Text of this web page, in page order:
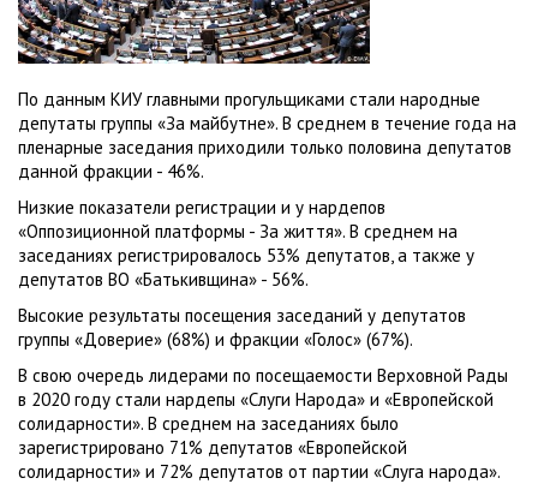
По данным КИУ главными прогульщиками стали народные
депутаты группы «За майбутне». В среднем в течение года на
пленарные заседания приходили только половина депутатов
данной фракции - 46%.
Низкие показатели регистрации и у нардепов
«Оппозиционной платформы - За життя». В среднем на
заседаниях регистрировалось 53% депутатов, а также у
депутатов ВО «Батькивщина» - 56%.
Высокие результаты посещения заседаний у депутатов
группы «Доверие» (68%) и фракции «Голос» (67%).
В свою очередь лидерами по посещаемости Верховной Рады
в 2020 году стали нардепы «Слуги Народа» и «Европейской
солидарности». В среднем на заседаниях было
зарегистрировано 71% депутатов «Европейской
солидарности» и 72% депутатов от партии «Слуга народа».